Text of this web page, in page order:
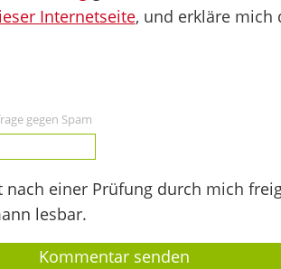
Internetseite, und erkläre mich
gegen Spam
einer Prüfung durch mich
lesbar.